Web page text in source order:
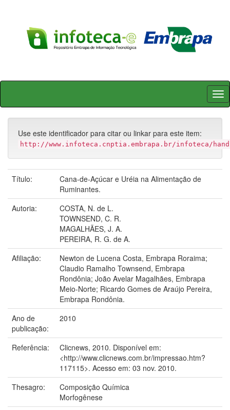
Skip
Use este identificador para citar ou linkar para este item:
http://www.infoteca.cnptia.embrapa.br/infoteca/
Título:
Cana-de-Açúcar e Uréia na Alimentação de
Ruminantes.
Autoria:
COSTA, N. de L.
TOWNSEND, C. R.
MAGALHÃES, J. A.
PEREIRA, R. G. de A.
Afiliação:
Newton de Lucena Costa, Embrapa Roraima;
Claudio Ramalho Townsend, Embrapa
Rondônia; João Avelar Magalhães, Embrapa
Meio-Norte; Ricardo Gomes de Araújo Pereira,
Embrapa Rondônia.
Ano de
publicação:
2010
Referência:
Clicnews, 2010. Disponível em:
<http://www.clicnews.com.br/impressao.htm?
117115>. Acesso em: 03 nov. 2010.
Thesagro:
Composição Química
Morfogênese